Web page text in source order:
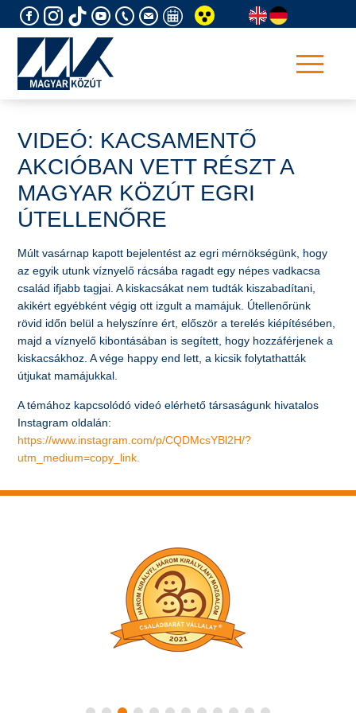
to
VIDEÓ: KACSAMENTŐ
AKCIÓBAN VETT RÉSZT A
MAGYAR KÖZÚT EGRI
ÚTELLENŐRE
Múlt vasárnap kapott bejelentést az egri mérnökségünk, hogy
az egyik utunk víznyelő rácsába ragadt egy népes vadkacsa
család ifjabb tagjai. A kiskacsákat nem tudták kiszabadítani,
akikért egyébként végig ott izgult a mamájuk. Útellenőrünk
rövid időn belül a helyszínre ért, először a terelés kiépítésében,
majd a víznyelő kibontásában is segített, hogy hozzáférjenek a
kiskacsákhoz. A vége happy end lett, a kicsik folytathatták
útjukat mamájukkal.
A témához kapcsolódó videó elérhető társaságunk hivatalos
Instagram oldalán:
https://www.instagram.com/p/CQDMcsYBl2H/?
utm_medium=copy_link.